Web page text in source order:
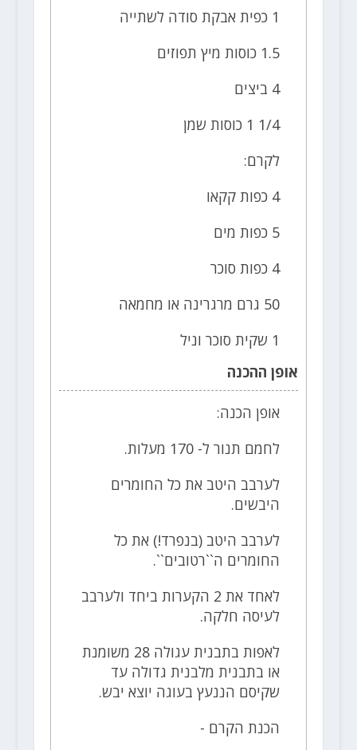
1 כפית אבקת סודה לשתייה
1.5 כוסות מיץ תפוזים
4 ביצים
1/4 1 כוסות שמן
לקרם:
4 כפות קקאו
5 כפות מים
4 כפות סוכר
50 גרם מרגרינה או מחמאה
1 שקית סוכר וניל
אופן ההכנה
אופן הכנה:
לחמם תנור ל- 170 מעלות.
לערבב היטב את כל החומרים
היבשים.
לערבב היטב (בנפרד!) את כל
החומרים ה``רטובים``.
לאחד את 2 הקערות ביחד ולערבב
לעיסה חלקה.
לאפות בתבנית עגולה 28 משומנת
או בתבנית מלבנית גדולה עד
שקיסם הננעץ בעוגה יוצא יבש.
הכנת הקרם -